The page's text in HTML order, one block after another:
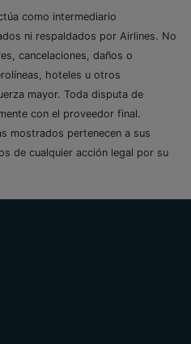
como intermediario
ni respaldados por Airlines. No
cancelaciones, daños o
hoteles u otros
mayor. Toda disputa de
con el proveedor final.
mostrados pertenecen a sus
de cualquier acción legal por su